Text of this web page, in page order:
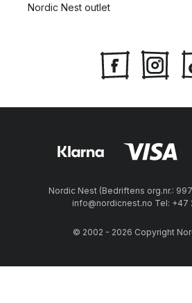
Nordic Nest outlet
Nordic Nest (Bedriftens org.nr.:
info@nordicnest.no Tel: +47
© 2002 - 2026 Copyright